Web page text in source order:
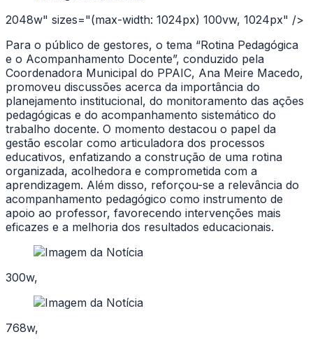
2048w" sizes="(max-width: 1024px) 100vw, 1024px" />
Para o público de gestores, o tema “Rotina Pedagógica
e o Acompanhamento Docente”, conduzido pela
Coordenadora Municipal do PPAIC, Ana Meire Macedo,
promoveu discussões acerca da importância do
planejamento institucional, do monitoramento das ações
pedagógicas e do acompanhamento sistemático do
trabalho docente. O momento destacou o papel da
gestão escolar como articuladora dos processos
educativos, enfatizando a construção de uma rotina
organizada, acolhedora e comprometida com a
aprendizagem. Além disso, reforçou-se a relevância do
acompanhamento pedagógico como instrumento de
apoio ao professor, favorecendo intervenções mais
eficazes e a melhoria dos resultados educacionais.
300w,
768w,